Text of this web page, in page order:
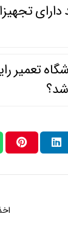
دارای
تعمیر
پیشین